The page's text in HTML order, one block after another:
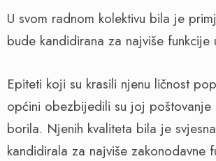
U svom radnom kolektivu bila je
bude kandidirana za najviše funkcije
Epiteti koji su krasili njenu ličnost
općini obezbijedili su joj
borila. Njenih kvaliteta bila je
kandidirala za najviše zakonodavne